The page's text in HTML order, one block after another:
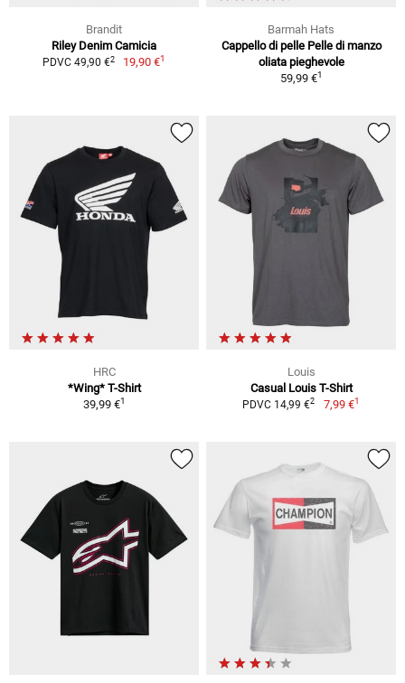
Brandit
Riley Denim Camicia
PDVC 49,90 €2 19,90 €1
Barmah Hats
Cappello di pelle Pelle di manzo
oliata pieghevole
59,99 €1
HRC
*Wing* T-Shirt
39,99 €1
Louis
Casual Louis T-Shirt
PDVC 14,99 €2 7,99 €1